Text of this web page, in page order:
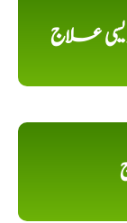
دیسی علاج